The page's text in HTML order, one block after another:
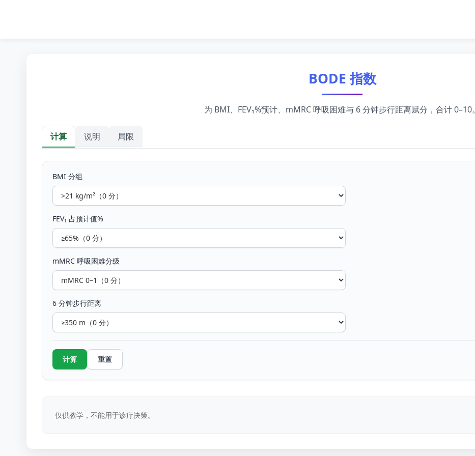
BODE 指数
为 BMI、FEV₁%预计、mMRC 呼吸困难与 6 分钟步行距离赋分，合计 0–10。
计算 说明 局限
计算
BMI 分组
FEV₁ 占预计值%
mMRC 呼吸困难分级
6 分钟步行距离
计算 重置
仅供教学，不能用于诊疗决策。